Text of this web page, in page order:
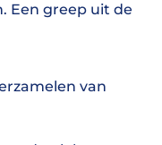
Een greep uit de
van